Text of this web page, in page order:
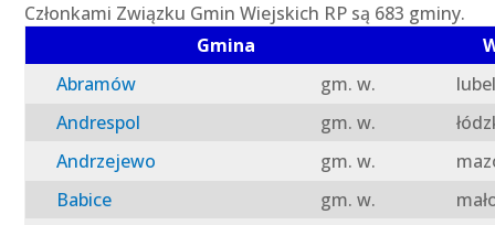
Członkami Związku Gmin Wiejskich RP są 683 gminy.
Gmina
Abramów
gm. w.
Andrespol
gm. w.
Andrzejewo
gm. w.
Babice
gm. w.